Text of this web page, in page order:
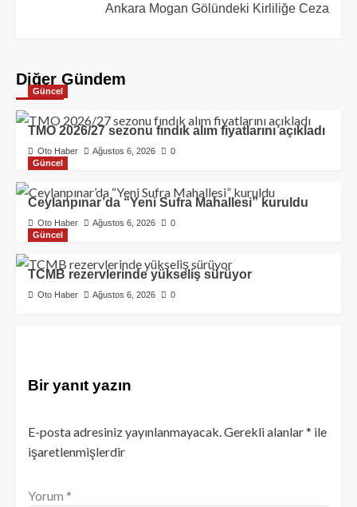
Ankara Mogan Gölündeki Kirliliğe Ceza
Diğer Gündem
Güncel
TMO 2026/27 sezonu fındık alım fiyatlarını açıkladı
Oto Haber Ağustos 6, 2026
0
Güncel
Ceylanpınar’da “Yeni Sufra Mahallesi” kuruldu
Oto Haber Ağustos 6, 2026
0
Güncel
TCMB rezervlerinde yükseliş sürüyor
Oto Haber Ağustos 6, 2026 0
Bir yanıt yazın
E-posta adresiniz yayınlanmayacak.Gerekli alanlar* ile
işaretlenmişlerdir
Yorum *